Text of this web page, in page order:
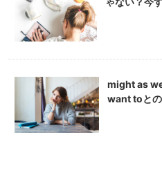
might as
want toと